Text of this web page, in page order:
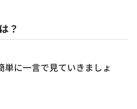
？
単に一言で見ていきましょ